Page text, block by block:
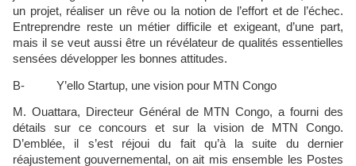
un projet, réaliser un rêve ou la notion de l’effort et de l’échec.
Entreprendre reste un métier difficile et exigeant, d’une part,
mais il se veut aussi être un révélateur de qualités essentielles
sensées développer les bonnes attitudes.
B- Y’ello Startup, une vision pour MTN Congo
M. Ouattara, Directeur Général de MTN Congo, a fourni des
détails sur ce concours et sur la vision de MTN Congo.
D’emblée, il s’est réjoui du fait qu’à la suite du dernier
réajustement gouvernemental, on ait mis ensemble les Postes